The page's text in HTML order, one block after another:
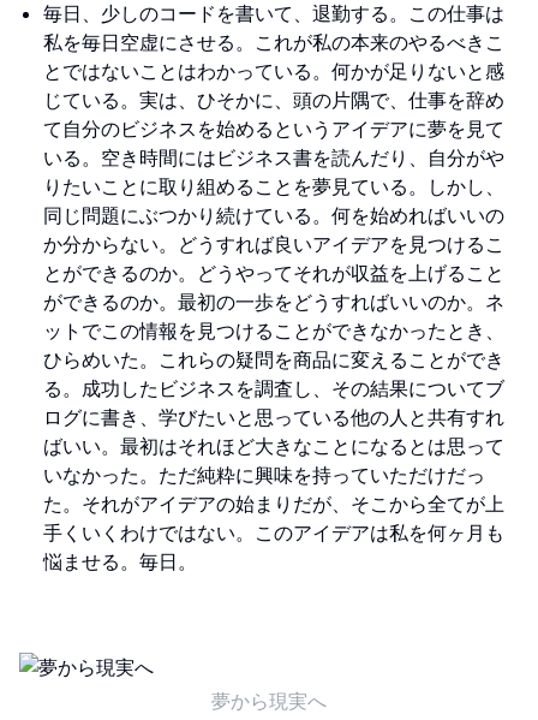
毎日、少しのコードを書いて、退勤する。この仕事は
私を毎日空虚にさせる。これが私の本来のやるべきこ
とではないことはわかっている。何かが足りないと感
じている。実は、ひそかに、頭の片隅で、仕事を辞め
て自分のビジネスを始めるというアイデアに夢を見て
いる。空き時間にはビジネス書を読んだり、自分がや
りたいことに取り組めることを夢見ている。しかし、
同じ問題にぶつかり続けている。何を始めればいいの
か分からない。どうすれば良いアイデアを見つけるこ
とができるのか。どうやってそれが収益を上げること
ができるのか。最初の一歩をどうすればいいのか。ネ
ットでこの情報を見つけることができなかったとき、
ひらめいた。これらの疑問を商品に変えることができ
る。成功したビジネスを調査し、その結果についてブ
ログに書き、学びたいと思っている他の人と共有すれ
ばいい。最初はそれほど大きなことになるとは思って
いなかった。ただ純粋に興味を持っていただけだっ
た。それがアイデアの始まりだが、そこから全てが上
手くいくわけではない。このアイデアは私を何ヶ月も
悩ませる。毎日。
夢から現実へ